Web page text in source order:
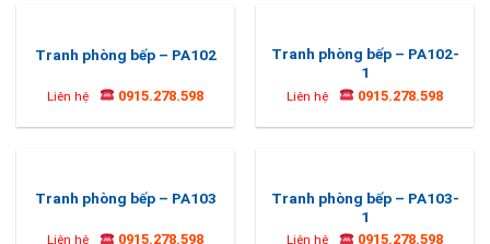
Tranh phòng bếp – PA102
Liên hệ 0915.278.598
Tranh phòng bếp – PA102-
1
Liên hệ 0915.278.598
Tranh phòng bếp – PA103
Liên hệ 0915.278.598
Tranh phòng bếp – PA103-
1
Liên hệ 0915.278.598